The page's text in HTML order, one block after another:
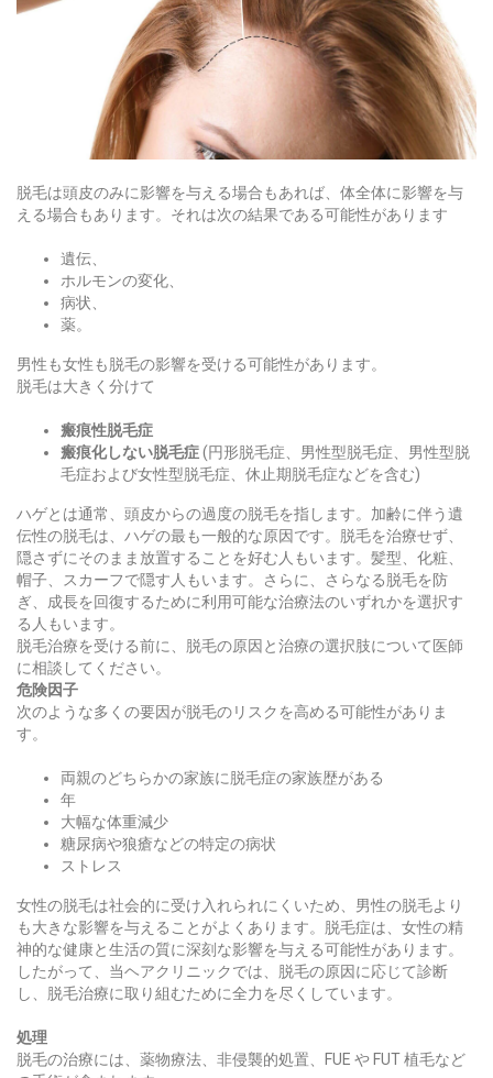
脱毛は頭皮のみに影響を与える場合もあれば、体全体に影響を与
える場合もあります。それは次の結果である可能性があります
遺伝、
ホルモンの変化、
病状、
薬。
男性も女性も脱毛の影響を受ける可能性があります。
脱毛は大きく分けて
瘢痕性脱毛症
瘢痕化しない脱毛症(円形脱毛症、男性型脱毛症、男性型脱
毛症および女性型脱毛症、休止期脱毛症などを含む)
ハゲとは通常、頭皮からの過度の脱毛を指します。加齢に伴う遺
伝性の脱毛は、ハゲの最も一般的な原因です。脱毛を治療せず、
隠さずにそのまま放置することを好む人もいます。髪型、化粧、
帽子、スカーフで隠す人もいます。さらに、さらなる脱毛を防
ぎ、成長を回復するために利用可能な治療法のいずれかを選択す
る人もいます。
脱毛治療を受ける前に、脱毛の原因と治療の選択肢について医師
に相談してください。
危険因子
次のような多くの要因が脱毛のリスクを高める可能性がありま
す。
両親のどちらかの家族に脱毛症の家族歴がある
年
大幅な体重減少
糖尿病や狼瘡などの特定の病状
ストレス
女性の脱毛は社会的に受け入れられにくいため、男性の脱毛より
も大きな影響を与えることがよくあります。脱毛症は、女性の精
神的な健康と生活の質に深刻な影響を与える可能性があります。
したがって、当ヘアクリニックでは、脱毛の原因に応じて診断
し、脱毛治療に取り組むために全力を尽くしています。
処理
脱毛の治療には、薬物療法、非侵襲的処置、FUE や FUT 植毛など